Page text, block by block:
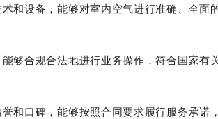
和设备，能够对室内空气进行准确、全面
够合规合法地进行业务操作，符合国家有
和口碑，能够按照合同要求履行服务承诺